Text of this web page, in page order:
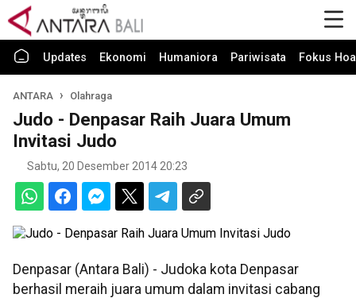
Updates Ekonomi Humaniora Pariwisata Fokus
ANTARA Olahraga
Judo - Denpasar Raih Juara Umum
Invitasi Judo
Sabtu, 20 Desember 2014 20:23
Denpasar (Antara Bali) - Judoka kota Denpasar
berhasil meraih juara umum dalam invitasi cabang